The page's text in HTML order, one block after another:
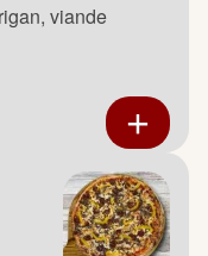
viande